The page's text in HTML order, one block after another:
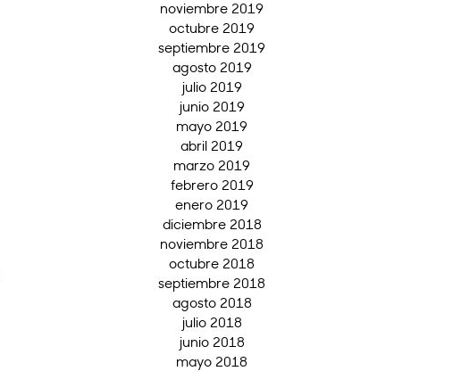
noviembre 2019
octubre 2019
septiembre 2019
agosto 2019
julio 2019
junio 2019
mayo 2019
abril 2019
marzo 2019
febrero 2019
enero 2019
diciembre 2018
noviembre 2018
octubre 2018
septiembre 2018
agosto 2018
julio 2018
junio 2018
mayo 2018